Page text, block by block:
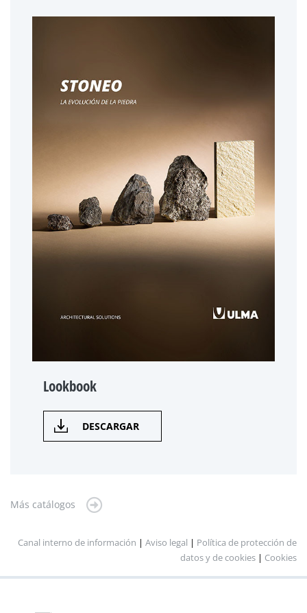
Lookbook
DESCARGAR
Más catálogos
Canal interno de información | Aviso legal | Política de protección de
datos y de cookies | Cookies